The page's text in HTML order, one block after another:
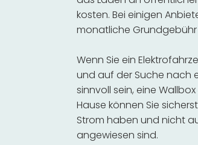
kosten. Bei einigen
monatliche Grundgebühr
Wenn Sie ein
und auf der Suche nach
sinnvoll sein, eine
Hause können Sie
Strom haben und nicht
angewiesen sind.